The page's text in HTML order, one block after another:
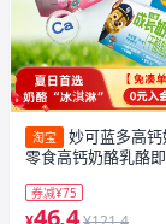
淘宝
妙可蓝多高
零食高钙奶酪乳酪
券减¥75
46.4